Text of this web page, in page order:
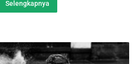
Selengkapnya